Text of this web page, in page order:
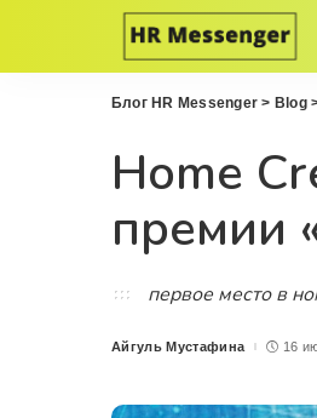
Блог HR Messenger > Blog
Home
премии
первое место в
Posted
Айгуль Мустафина 16